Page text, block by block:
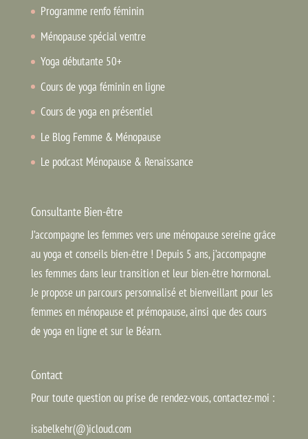
Programme renfo féminin
Ménopause spécial ventre
Yoga débutante 50+
Cours de yoga féminin en ligne
Cours de yoga en présentiel
Le Blog Femme & Ménopause
Le podcast Ménopause & Renaissance
Consultante Bien-être
J’accompagne les femmes vers une ménopause sereine grâce
au yoga et conseils bien-être ! Depuis 5 ans, j’accompagne
les femmes dans leur transition et leur bien-être hormonal.
Je propose un parcours personnalisé et bienveillant pour les
femmes en ménopause et prémopause, ainsi que des cours
de yoga en ligne et sur le Béarn.
Contact
Pour toute question ou prise de rendez-vous, contactez-moi :
isabelkehr(@)icloud.com